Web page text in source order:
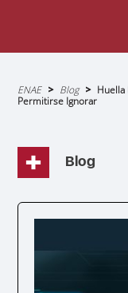
Sobrescribir
enlaces
de
navegación
ENAE Blog
Huella
Permitirse Ignorar
Blog